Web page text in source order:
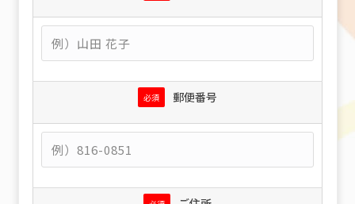
必須 郵便番号